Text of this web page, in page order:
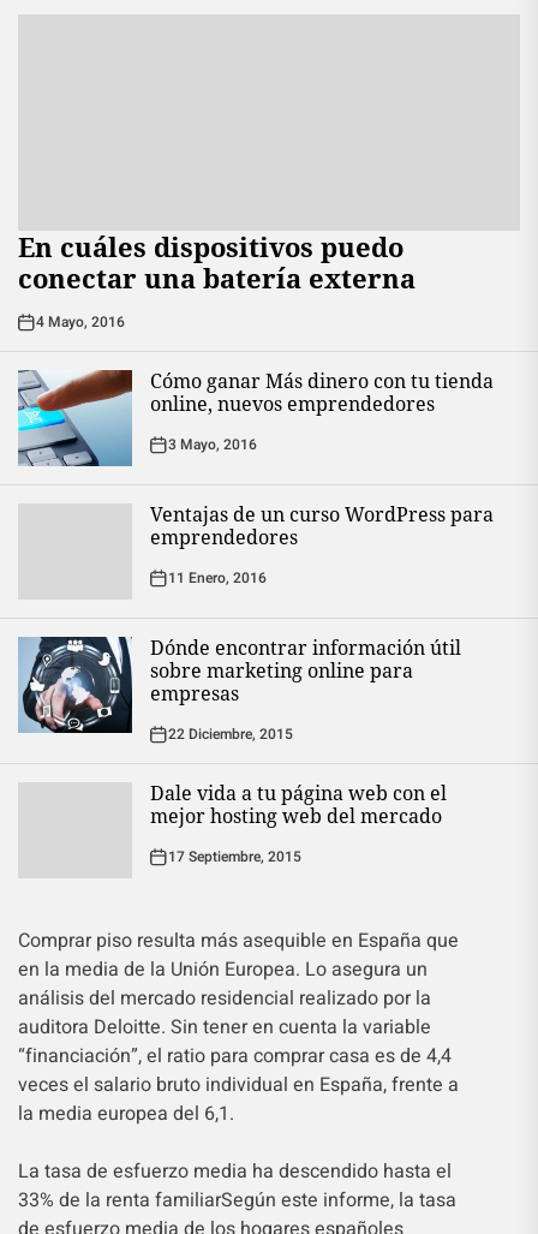
En cuáles dispositivos puedo
conectar una batería externa
4 Mayo, 2016
Cómo ganar Más dinero con tu tienda
online, nuevos emprendedores
3 Mayo, 2016
Ventajas de un curso WordPress para
emprendedores
11 Enero, 2016
Dónde encontrar información útil
sobre marketing online para
empresas
22 Diciembre, 2015
Dale vida a tu página web con el
mejor hosting web del mercado
17 Septiembre, 2015
Comprar piso resulta más asequible en España que
en la media de la Unión Europea. Lo asegura un
análisis del mercado residencial realizado por la
auditora Deloitte. Sin tener en cuenta la variable
“financiación”, el ratio para comprar casa es de 4,4
veces el salario bruto individual en España, frente a
la media europea del 6,1.
La tasa de esfuerzo media ha descendido hasta el
33% de la renta familiarSegún este informe, la tasa